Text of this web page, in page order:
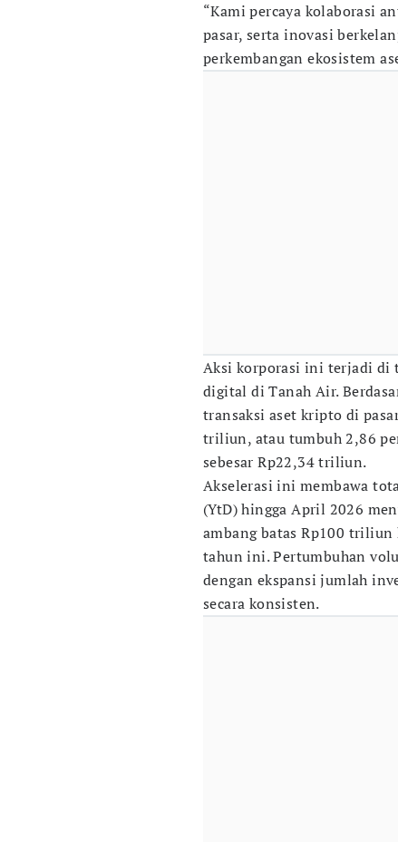
“Kami percaya kolaborasi
pasar, serta inovasi
perkembangan ekosistem
Aksi korporasi ini terjadi di
digital di Tanah Air.
transaksi aset kripto di
triliun, atau tumbuh 2,86
sebesar Rp22,34 triliun.
Akselerasi ini membawa
(YtD) hingga April 2026
ambang batas Rp100
tahun ini. Pertumbuhan
dengan ekspansi jumlah
secara konsisten.